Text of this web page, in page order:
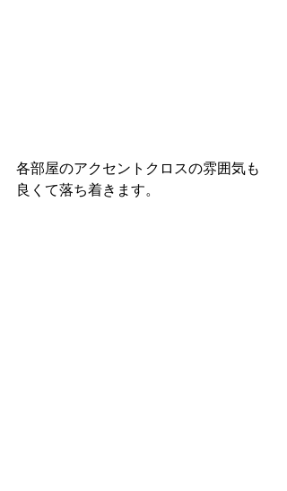
各部屋のアクセントクロスの雰囲気も
良くて落ち着きます。